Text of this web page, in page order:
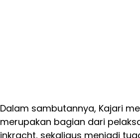
Dalam sambutannya, Kajari
merupakan bagian dari
inkracht, sekaligus menjadi